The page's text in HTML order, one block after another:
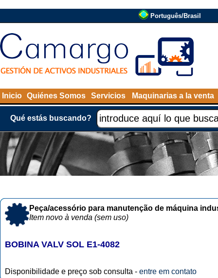
Português/Brasil
Inicio Quiénes Somos Servicios Maquinarias a la venta
Qué estás buscando?
Peça/acessório para manutenção de máquina
Item novo à venda (sem uso)
BOBINA VALV SOL E1-4082
Disponibilidade e preço sob consulta - entre em contato